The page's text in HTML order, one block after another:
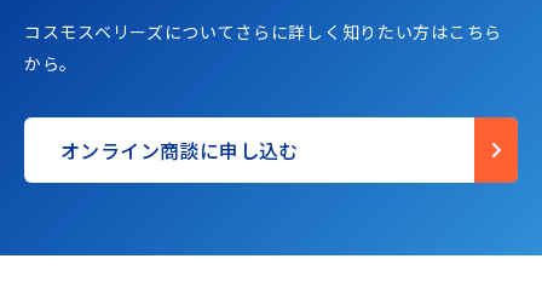
コスモスベリーズについてさらに詳しく知りたい方はこちら
から。
オンライン商談に申し込む